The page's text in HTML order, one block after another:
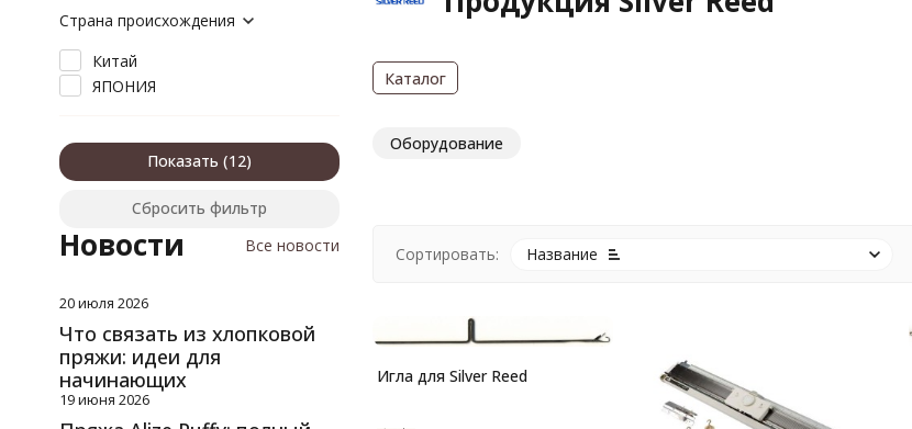
Каталог
Оборудование
Сортировать: Название
Игла для Silver Reed
Страна происхождения
Китай
ЯПОНИЯ
Показать
Сбросить фильтр
Новости Все новости
20 июля 2026
Что связать из хлопковой
пряжи: идеи для
начинающих
19 июня 2026